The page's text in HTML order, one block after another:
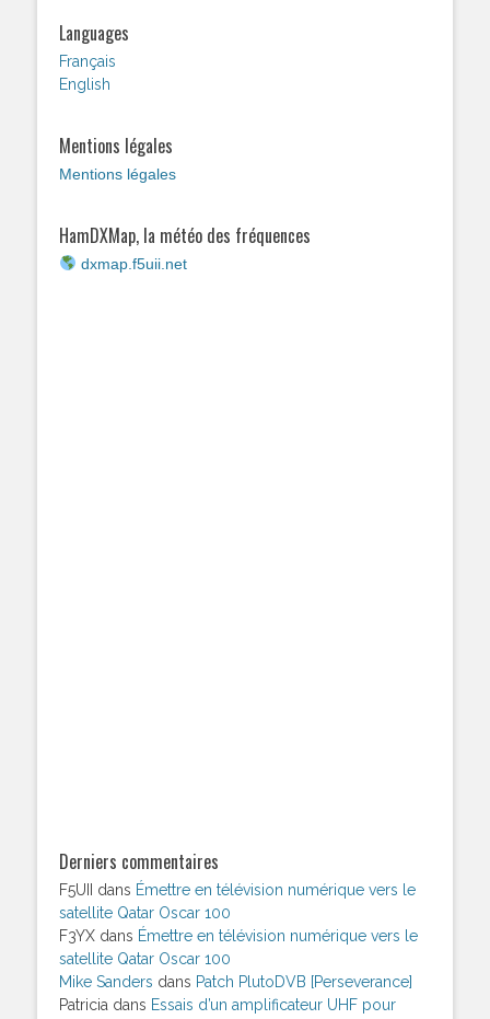
Languages
Français
English
Mentions légales
Mentions légales
HamDXMap, la météo des fréquences
dxmap.f5uii.net
Derniers commentaires
F5UII dans Émettre en télévision numérique vers le
satellite Qatar Oscar 100
F3YX dans Émettre en télévision numérique vers le
satellite Qatar Oscar 100
Mike Sanders dans Patch PlutoDVB [Perseverance]
Patricia dans Essais d’un amplificateur UHF pour